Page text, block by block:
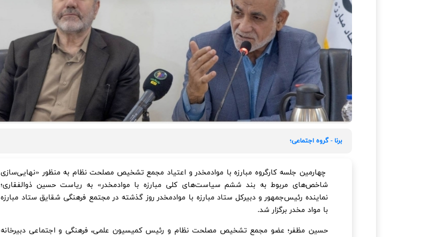
برنا - گروه اجتماعی؛
چهارمین جلسه کارگروه مبارزه با موادمخدر و اعتیاد مجمع تشخیص مصلحت نظام به منظور «نهایی‌سازی
شاخص‌های مربوط به بند ششم سیاست‌های کلی مبارزه با موادمخدر» به ریاست حسین ذوالفقاری؛
نماینده رئیس‌جمهور و دبیرکل ستاد مبارزه با موادمخدر روز گذشته در مجتمع فرهنگی شقایق ستاد مبارزه
با مواد مخدر برگزار شد.
حسین مظفر؛ عضو مجمع تشخیص مصلحت نظام و رئیس کمیسیون علمی، فرهنگی و اجتماعی دبیرخانه